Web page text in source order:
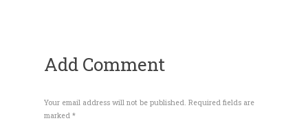
Add Comment
Your email address will not be published. Required fields are
marked *